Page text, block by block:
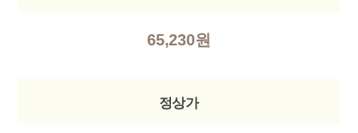
65,230원
정상가